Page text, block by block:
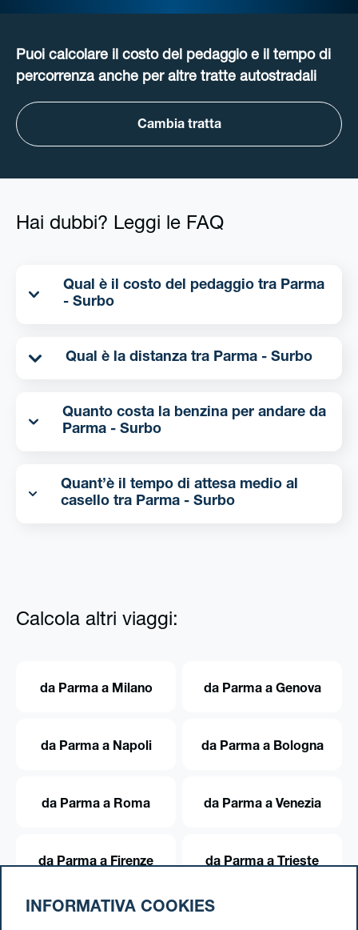
Puoi calcolare il costo del pedaggio e il tempo di
percorrenza anche per altre tratte autostradali
Cambia tratta
Hai dubbi? Leggi le FAQ
Qual è il costo del pedaggio tra Parma
- Surbo
Qual è la distanza tra Parma - Surbo
Quanto costa la benzina per andare da
Parma - Surbo
Quant’è il tempo di attesa medio al
casello tra Parma - Surbo
Calcola altri viaggi:
da Parma a Milano da Parma a Genova
da Parma a Napoli da Parma a Bologna
da Parma a Roma da Parma a Venezia
da Parma a Firenze da Parma a Trieste
INFORMATIVA COOKIES